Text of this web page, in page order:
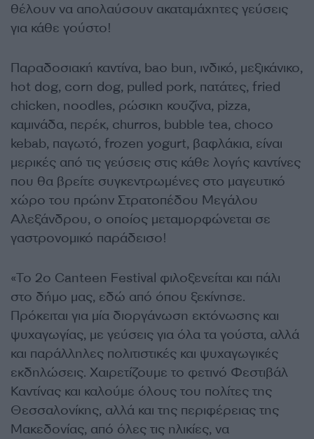
θέλουν να απολαύσουν ακαταμάχητες γεύσεις
για κάθε γούστο!
Παραδοσιακή καντίνα, bao bun, ινδικό, μεξικάνικο,
hot dog, corn dog, pulled pork, πατάτες, fried
chicken, noodles, ρώσικη κουζίνα, pizza,
καμινάδα, περέκ, churros, bubble tea, choco
kebab, παγωτό, frozen yogurt, βαφλάκια, είναι
μερικές από τις γεύσεις στις κάθε λογής καντίνες
που θα βρείτε συγκεντρωμένες στο μαγευτικό
χώρο του πρώην Στρατοπέδου Μεγάλου
Αλεξάνδρου, ο οποίος μεταμορφώνεται σε
γαστρονομικό παράδεισο!
«Το 2ο Canteen Festival φιλοξενείται και πάλι
στο δήμο μας, εδώ από όπου ξεκίνησε.
Πρόκειται για μία διοργάνωση εκτόνωσης και
ψυχαγωγίας, με γεύσεις για όλα τα γούστα, αλλά
και παράλληλες πολιτιστικές και ψυχαγωγικές
εκδηλώσεις. Χαιρετίζουμε το φετινό Φεστιβάλ
Καντίνας και καλούμε όλους του πολίτες της
Θεσσαλονίκης, αλλά και της περιφέρειας της
Μακεδονίας, από όλες τις ηλικίες, να